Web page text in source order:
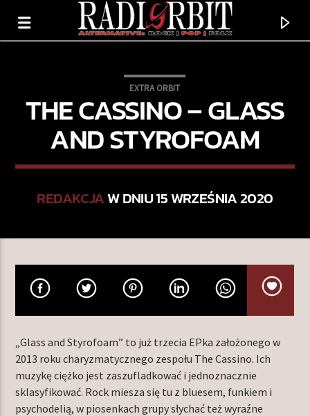
REWOLUCJA W SERCACH
TATIANA OKUPNIK & KRZYSZTOF ZALEWSKI
TERAZ W RAMÓWCE
LIGHT ORBIT
06:00 12:00
EXTRA ORBIT
THE CASSINO – GLASS
AND STYROFOAM
REDAKCJAW DNIU 15 WRZEŚNIA 2020
„Glass and Styrofoam” to już trzecia EPka założonego w
2013 roku charyzmatycznego zespołu The Cassino. Ich
muzykę ciężko jest zaszufladkować i jednoznacznie
sklasyfikować. Rock miesza się tu z bluesem, funkiem i
psychodelią, w piosenkach grupy słychać też wyraźne